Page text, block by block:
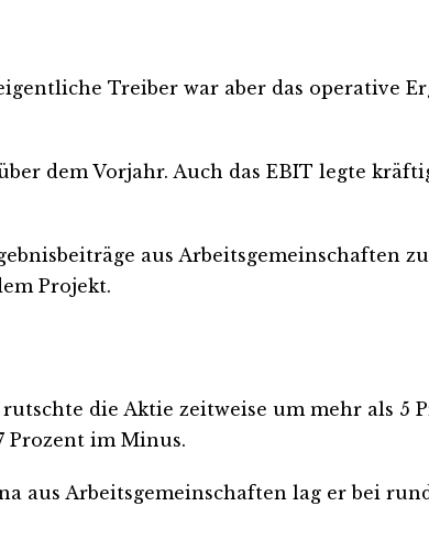
Treiber war aber das operative
dem Vorjahr. Auch das EBIT legte
aus Arbeitsgemeinschaften
Projekt.
die Aktie zeitweise um mehr als 5
Prozent im Minus.
aus Arbeitsgemeinschaften lag er bei